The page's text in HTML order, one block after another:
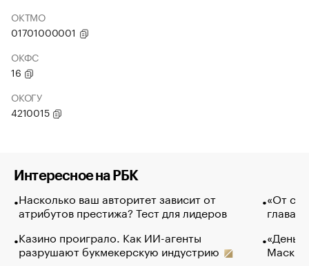
ОКТМО
01701000001
ОКФС
16
ОКОГУ
4210015
Интересное на РБК
Насколько ваш авторитет зависит от
атрибутов престижа? Тест для лидеров
Казино проиграло. Как ИИ-агенты
разрушают букмекерскую индустрию
«От
глава
Маск в